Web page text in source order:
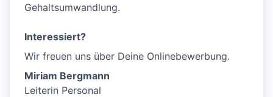
Gehaltsumwandlung.
Interessiert?
Wir freuen uns über Deine Onlinebewerbung.
Miriam Bergmann
Leiterin Personal